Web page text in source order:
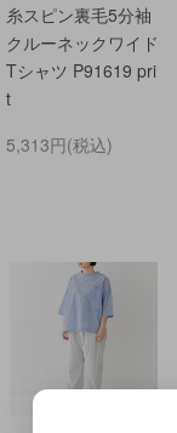
糸スピン裏毛5分袖
クルーネックワイド
Tシャツ P91619 pri
t
5,313円(税込)